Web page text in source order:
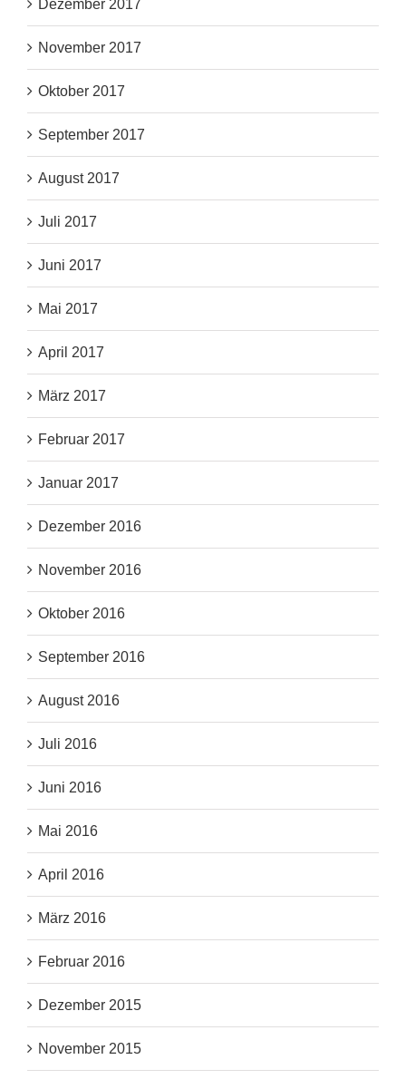
Dezember 2017
November 2017
Oktober 2017
September 2017
August 2017
Juli 2017
Juni 2017
Mai 2017
April 2017
März 2017
Februar 2017
Januar 2017
Dezember 2016
November 2016
Oktober 2016
September 2016
August 2016
Juli 2016
Juni 2016
Mai 2016
April 2016
März 2016
Februar 2016
Dezember 2015
November 2015